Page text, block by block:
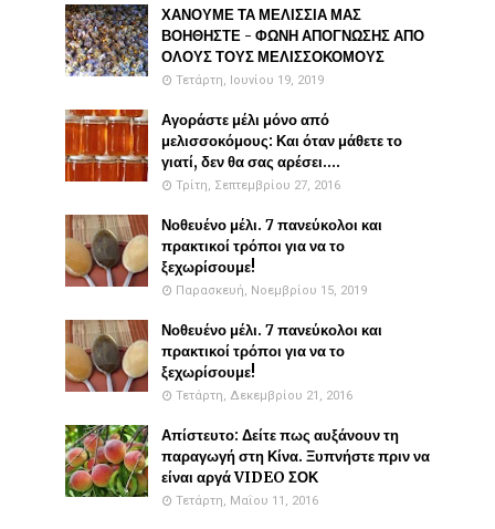
ΧΑΝΟΥΜΕ ΤΑ ΜΕΛΙΣΣΙΑ ΜΑΣ
ΒΟΗΘΗΣΤΕ - ΦΩΝΗ ΑΠΟΓΝΩΣΗΣ ΑΠΟ
ΟΛΟΥΣ ΤΟΥΣ ΜΕΛΙΣΣΟΚΟΜΟΥΣ
Τετάρτη, Ιουνίου 19, 2019
Αγοράστε μέλι μόνο από
μελισσοκόμους: Και όταν μάθετε το
γιατί, δεν θα σας αρέσει....
Τρίτη, Σεπτεμβρίου 27, 2016
Νοθευένο μέλι. 7 πανεύκολοι και
πρακτικοί τρόποι για να το
ξεχωρίσουμε!
Παρασκευή, Νοεμβρίου 15, 2019
Νοθευένο μέλι. 7 πανεύκολοι και
πρακτικοί τρόποι για να το
ξεχωρίσουμε!
Τετάρτη, Δεκεμβρίου 21, 2016
Απίστευτο: Δείτε πως αυξάνουν τη
παραγωγή στη Κίνα. Ξυπνήστε πριν να
είναι αργά VIDEO ΣΟΚ
Τετάρτη, Μαΐου 11, 2016